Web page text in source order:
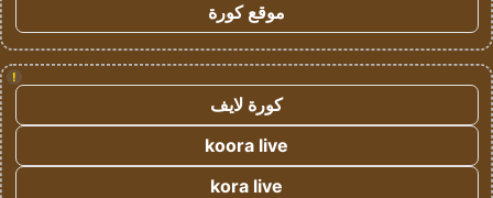
موقع كورة
!
كورة لايف
koora live
kora live